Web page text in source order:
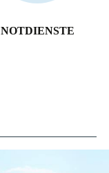
NOTDIENSTE